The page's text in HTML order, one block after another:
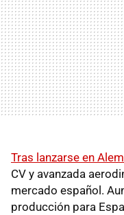
Tras lanzarse en
CV y avanzada
mercado español.
producción para